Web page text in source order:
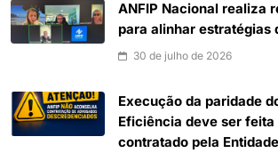
ANFIP Nacional realiza
para alinhar estratégias
30 de julho de 2026
Execução da paridade
Eficiência deve ser
contratado pela Entidade